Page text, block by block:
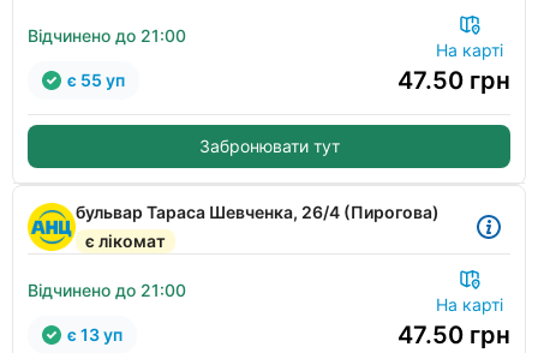
Відчинено до 21:00
На карті
47.50 грн
є 55 уп
Забронювати тут
бульвар Тараса Шевченка, 26/4 (Пирогова)
є лікомат
Відчинено до 21:00
На карті
47.50 грн
є 13 уп